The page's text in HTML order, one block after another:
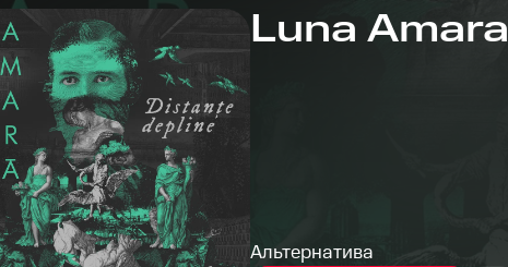
Luna Amara
Альтернатива